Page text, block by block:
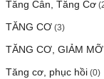
Tăng Cân, Tăng Cơ
TĂNG CƠ (3)
TĂNG CƠ, GIẢM MỠ
Tăng cơ, phục hồi (0)